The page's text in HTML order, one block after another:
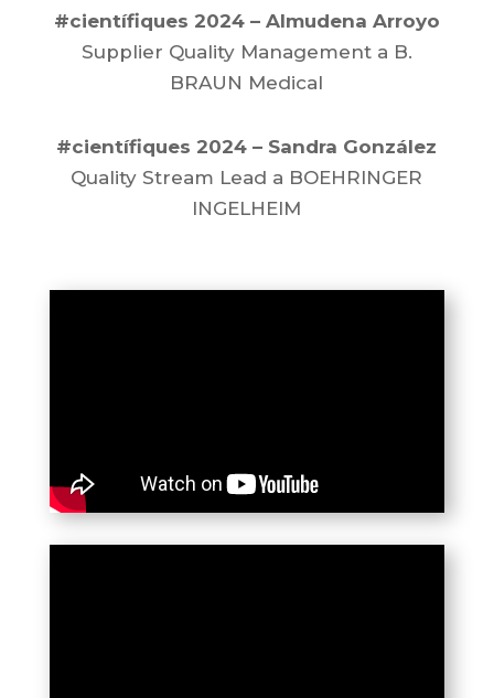
#científiques 2024 – Almudena Arroyo
Supplier Quality Management a B.
BRAUN Medical
#científiques 2024 – Sandra González
Quality Stream Lead a BOEHRINGER
INGELHEIM